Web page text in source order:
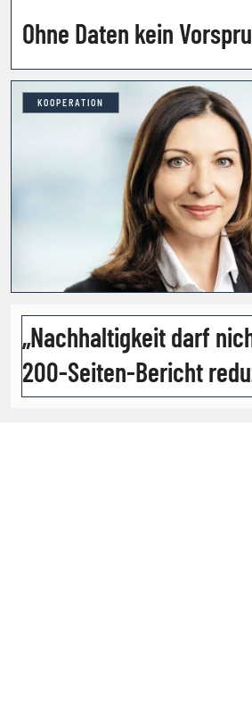
Ohne Daten kein
KOOPERATION
„Nachhaltigkeit darf